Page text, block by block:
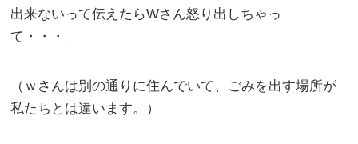
出来ないって伝えたらWさん怒り出しちゃっ
て・・・」
（ｗさんは別の通りに住んでいて、ごみを出す場所が
私たちとは違います。）